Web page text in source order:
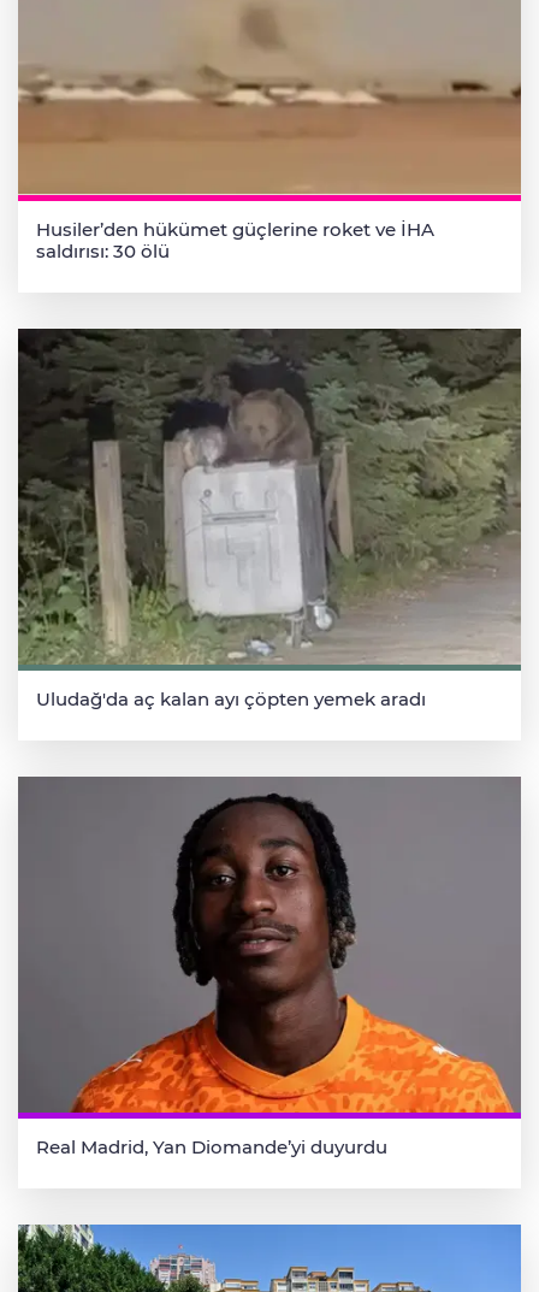
Husiler’den hükümet güçlerine roket ve İHA
saldırısı: 30 ölü
Uludağ'da aç kalan ayı çöpten yemek aradı
Real Madrid, Yan Diomande’yi duyurdu